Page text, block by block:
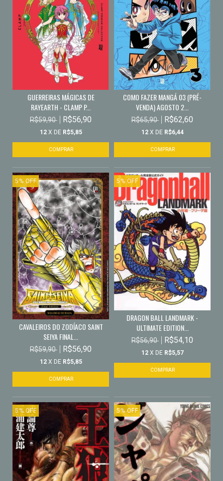
GUERREIRAS MÁGICAS DE
RAYEARTH - CLAMP P...
R$59,90 R$56,90
12 X DE R$5,85
COMO FAZER MANGÁ 03 (PRÉ-
VENDA) AGOSTO 2...
R$65,90 R$62,60
12 X DE R$6,44
5 % OFF
CAVALEIROS DO ZODÍACO SAINT
SEIYA FINAL...
R$59,90 R$56,90
12 X DE R$5,85
5 % OFF
DRAGON BALL LANDMARK -
ULTIMATE EDITION...
R$56,90 R$54,10
12 X DE R$5,57
5 % OFF 5 % OFF